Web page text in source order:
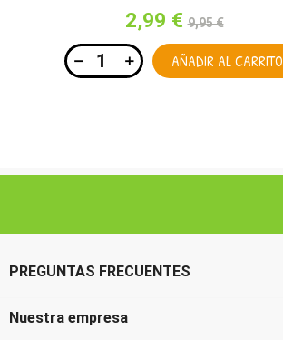
2,99 € 9,95 €
AÑADIR AL CARRITO
PREGUNTAS FRECUENTES
Nuestra empresa